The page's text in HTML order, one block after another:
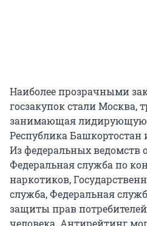
Наиболее прозрачными
госзакупок стали Москва,
занимающая лидирующую
Республика Башкортостан
Из федеральных ведомств
Федеральная служба по
наркотиков,
служба, Федеральная
защиты прав
человека. Антирейтинг